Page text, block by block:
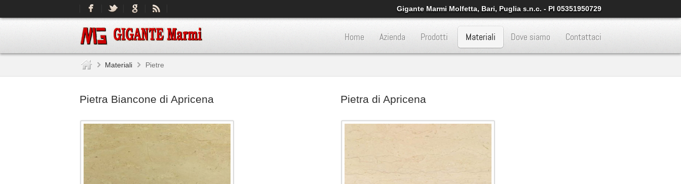
Gigante Marmi Molfetta, Bari, Puglia s.n.c. - PI 05351950729
Home Azienda Prodotti Materiali Dove siamo Contattaci
Materiali Pietre
Pietra Biancone di Apricena Pietra di Apricena